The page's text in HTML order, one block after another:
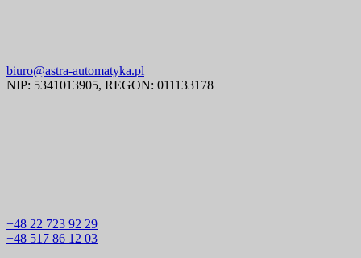
biuro@astra-automatyka.pl
NIP: 5341013905, REGON: 011133178
+48 22 723 92 29
+48 517 86 12 03